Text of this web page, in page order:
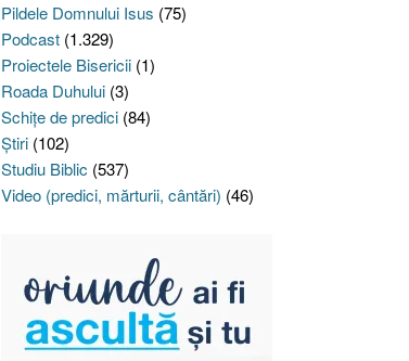
Pildele Domnului Isus (75)
Podcast(1.329)
Proiectele Bisericii(1)
Roada Duhului(3)
Schiţe de predici(84)
Ştiri(102)
Studiu Biblic (537)
Video (predici, mărturii, cântări) (46)